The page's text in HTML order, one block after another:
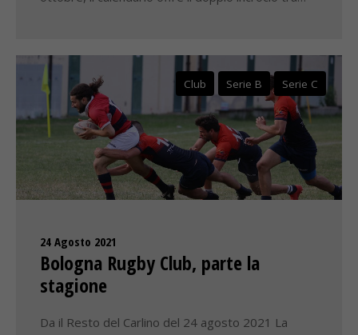
Club Serie B Serie C
24 Agosto 2021
Bologna Rugby Club, parte la
stagione
Da il Resto del Carlino del 24 agosto 2021 La